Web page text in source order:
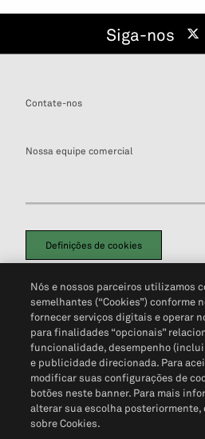
Siga-nos
Contate-nos
Nossa equipe comercial
Definições de cookies
Política de PrivacidadePortal de
Não Venda Minhas Informações
Nós e nossos parceiros utilizamos
semelhantes (“Cookies”) conforme
fornecer serviços digitais e operar
para finalidades “opcionais”
funcionalidade, desempenho
e publicidade direcionada. Para
modificar suas configurações de
botões neste banner. Para mais
alterar sua escolha posteriormente,
sobre Cookies.